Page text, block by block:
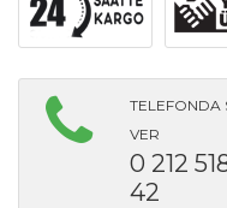
TELEFONDA
VER
0 212
42